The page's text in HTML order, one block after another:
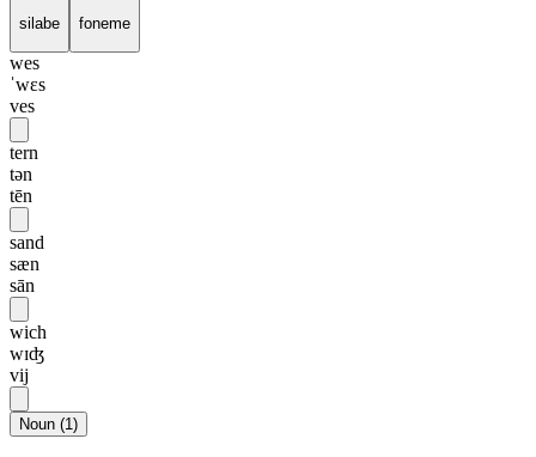
silabe foneme
wes
ˈwɛs
ves
tern
tən
tēn
sand
sæn
sān
wich
wɪʤ
vij
Noun (1)